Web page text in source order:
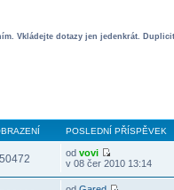
Vkládejte dotazy jen jedenkrát.
POSLEDNÍ PŘÍSPĚVEK
50472 odvovi
v 08 čer 2010 13:14